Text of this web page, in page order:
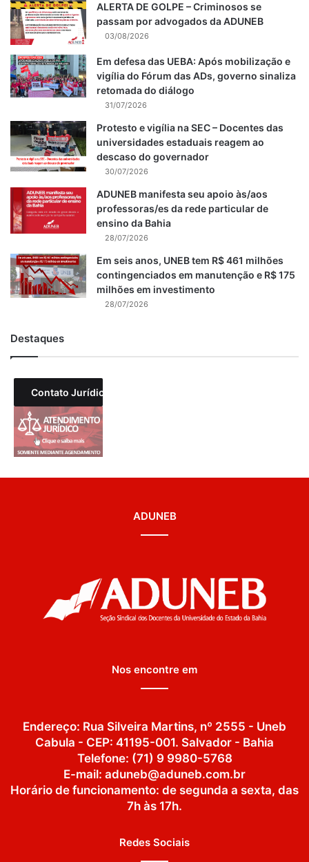
ALERTA DE GOLPE – Criminosos se
passam por advogados da ADUNEB
03/08/2026
Em defesa das UEBA: Após mobilização e
vigília do Fórum das ADs, governo sinaliza
retomada do diálogo
31/07/2026
Protesto e vigília na SEC – Docentes das
universidades estaduais reagem ao
descaso do governador
30/07/2026
ADUNEB manifesta seu apoio às/aos
professoras/es da rede particular de
ensino da Bahia
28/07/2026
Em seis anos, UNEB tem R$ 461 milhões
contingenciados em manutenção e R$ 175
milhões em investimento
28/07/2026
Destaques
Contato Jurídico
ADUNEB
Nos encontre em
Endereço: Rua Silveira Martins, nº 2555 - Uneb
Cabula - CEP: 41195-001. Salvador - Bahia
Telefone: (71) 9 9980-5768
E-mail: aduneb@aduneb.com.br
Horário de funcionamento: de segunda a sexta, das
7h às 17h.
Redes Sociais